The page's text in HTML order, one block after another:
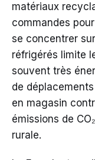
matériaux
commandes
se concentrer
réfrigérés limite
souvent très
de
en magasin
émissions de
rurale.